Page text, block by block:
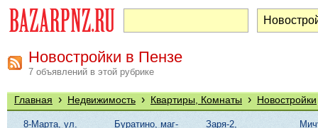
Новостройки в Пензе
7 объявлений в этой рубрике
Главная › Недвижимость › Квартиры, Комнаты › Новостройки
8-Марта, ул.
Буратино, маг-
Заря-2,